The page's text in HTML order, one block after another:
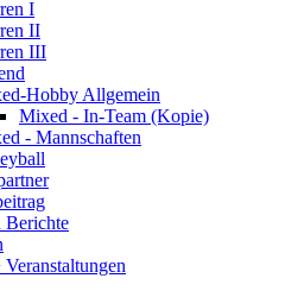
I
II
III
Hobby Allgemein
Mixed - In-Team (Kopie)
- Mannschaften
Berichte